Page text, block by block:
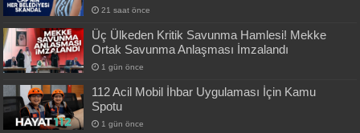
21 saat önce
Üç Ülkeden Kritik Savunma Hamlesi! Mekke
Ortak Savunma Anlaşması İmzalandı
1 gün önce
112 Acil Mobil İhbar Uygulaması İçin Kamu
Spotu
1 gün önce